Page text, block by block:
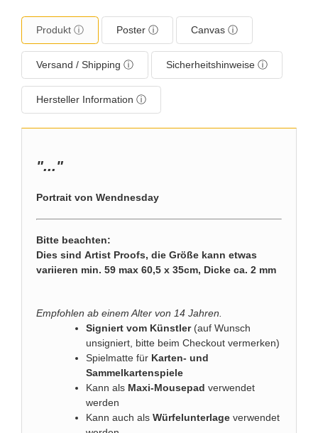
Produkt ⓘ Poster ⓘ Canvas ⓘ
Versand / Shipping ⓘ Sicherheitshinweise ⓘ
Hersteller Information ⓘ
"..."
Portrait von Wendnesday
Bitte beachten:
Dies sind Artist Proofs, die Größe kann etwas
variieren min. 59 max 60,5 x 35cm, Dicke ca. 2 mm
Empfohlen ab einem Alter von 14 Jahren.
Signiert vom Künstler(auf Wunsch
unsigniert, bitte beim Checkout vermerken)
Spielmatte für Karten- und
Sammelkartenspiele
Kann als Maxi-Mousepad verwendet
werden
Kann auch als Würfelunterlage verwendet